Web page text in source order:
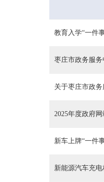
教育入学“一件
枣庄市政务服务
关于枣庄市政
2025年度政府
新车上牌“一件
新能源汽车充